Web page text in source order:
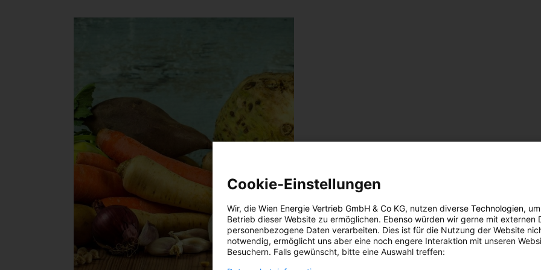
Cookie-Einstellungen
Wir, die Wien Energie Vertrieb GmbH & Co KG, nutzen diverse Technologien,
Betrieb dieser Website zu ermöglichen. Ebenso würden wir gerne mit externen
personenbezogene Daten verarbeiten. Dies ist für die Nutzung der Website
notwendig, ermöglicht uns aber eine noch engere Interaktion mit unseren
Besuchern. Falls gewünscht, bitte eine Auswahl treffen: